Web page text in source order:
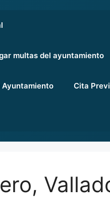
multas del ayuntamiento
Ayuntamiento Cita